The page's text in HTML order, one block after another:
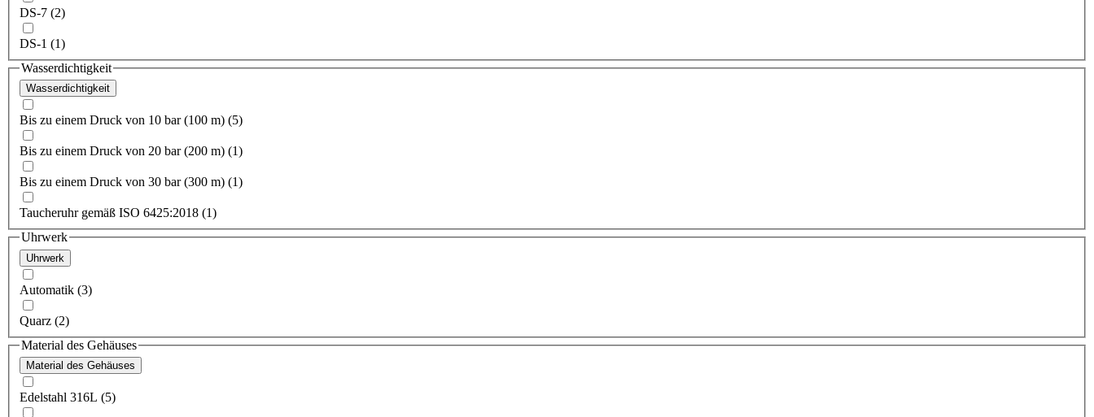
DS-7 (2)
DS-1 (1)
Wasserdichtigkeit
Wasserdichtigkeit
Bis zu einem Druck von 10 bar (100 m) (5)
Bis zu einem Druck von 20 bar (200 m) (1)
Bis zu einem Druck von 30 bar (300 m) (1)
Taucheruhr gemäß ISO 6425:2018 (1)
Uhrwerk
Uhrwerk
Automatik (3)
Quarz (2)
Material des Gehäuses
Material des Gehäuses
Edelstahl 316L (5)